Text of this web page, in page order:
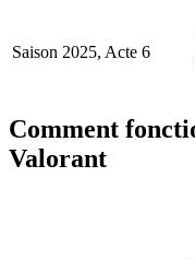
Saison 2025, Acte 6
Comment
Valorant